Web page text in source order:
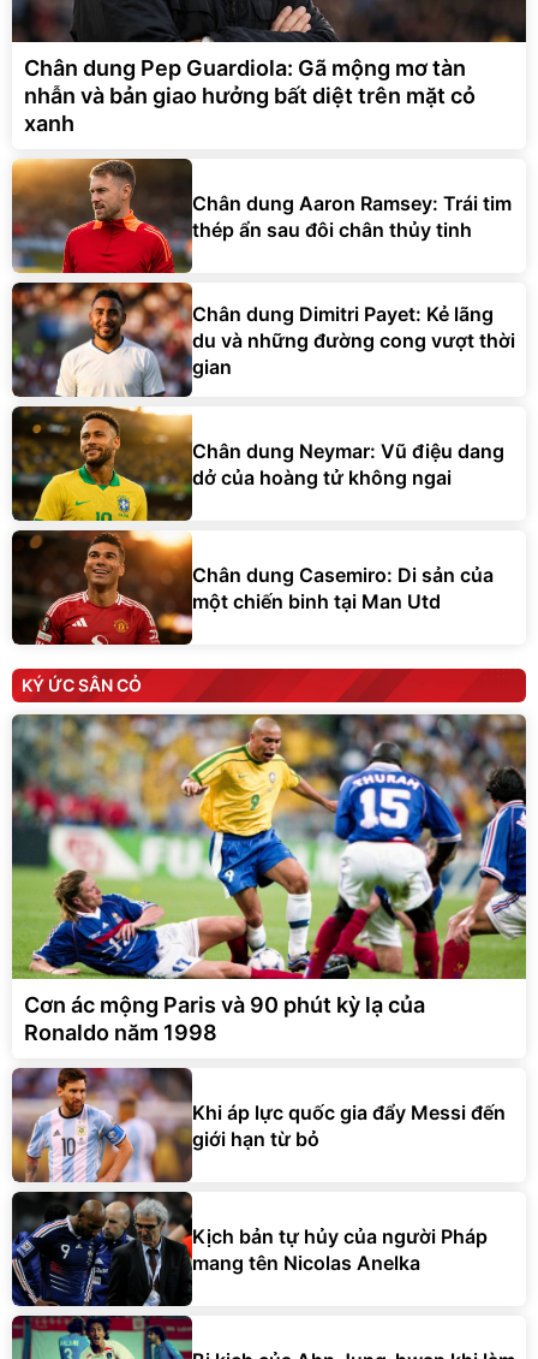
Chân dung Pep Guardiola: Gã mộng mơ tàn
nhẫn và bản giao hưởng bất diệt trên mặt cỏ
xanh
Chân dung Aaron Ramsey: Trái tim
thép ẩn sau đôi chân thủy tinh
Chân dung Dimitri Payet: Kẻ lãng
du và những đường cong vượt thời
gian
Chân dung Neymar: Vũ điệu dang
dở của hoàng tử không ngai
Chân dung Casemiro: Di sản của
một chiến binh tại Man Utd
KÝ ỨC SÂN CỎ
Cơn ác mộng Paris và 90 phút kỳ lạ của
Ronaldo năm 1998
Khi áp lực quốc gia đẩy Messi đến
giới hạn từ bỏ
Kịch bản tự hủy của người Pháp
mang tên Nicolas Anelka